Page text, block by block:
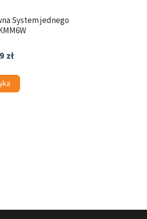
System jednego
zł